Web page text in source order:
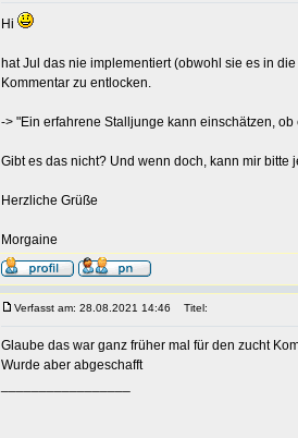
Hi
hat Jul das nie implementiert (obwohl sie es in
Kommentar zu entlocken.
-> "Ein erfahrene Stalljunge kann einschätzen,
Gibt es das nicht? Und wenn doch, kann mir bitte
Herzliche Grüße
Morgaine
Verfasst am: 28.08.2021 14:46 Titel:
Glaube das war ganz früher mal für den zucht
Wurde aber abgeschafft